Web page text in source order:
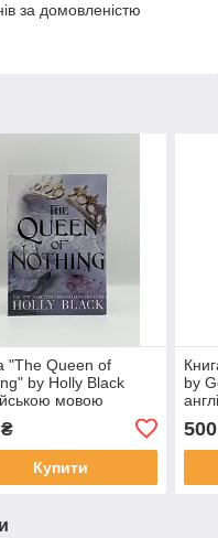
за домовленістю
"The Queen of
by Holly Black
мовою
Купити
by
500